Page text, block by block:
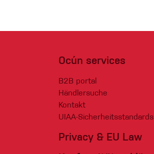
Ocún services
B2B portal
Händlersuche
Kontakt
UIAA-Sicherheitsstandards
Privacy & EU Law